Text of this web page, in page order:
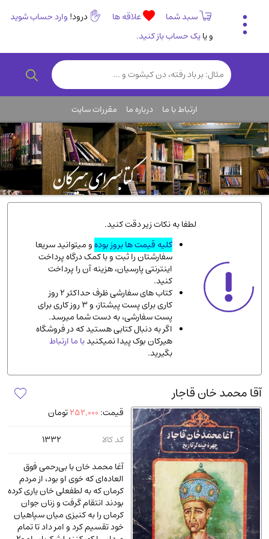
سبد شما علاقه ها درود! وارد حساب شوید
و یایک حساب باز کنید.
تاریخی و فرهنگی
(838)
رمان و داستان ایرانی(307)
روانشناسی(357)
انگلیسی و زبان خارجی(14)
کودکان و نوجوانان(76)
کتب نادر و کمیاب(19)
روانشناسی(112)
طب گیاهی و سنتی(45)
فلسفه و جامعه شناسی(151)
ادبیات و شعر
ادیان و مذاهب
دانشگاهی و آموزشی
اقتصادی، بازاریابی و مالی(56)
پزشکی(140)
کامپیوتر و نرم افزار(13)
ورزشی و تربیت بدنی(34)
آشپزی و خوراکی(25)
سرگرمی و بازی(7)
سیاسی(116)
رمان و داستان خارجی(489)
حقوقی و قانون(47)
کتاب های مصور رنگی و گلاسه(23)
ارتباط با ما درباره ما مقررات سایت
لطفا به نکات زیر دقت کنید.
کلیه قیمت ها بروز بودهو میتوانید سریعا
سفارشتان را ثبت و با کمک درگاه پرداخت
اینترنتی پارسیان، هزینه آن را پرداخت
کنید.
کتاب های سفارشی ظرف حداکثر 2 روز
کاری برای پست پیشتاز، و 3 روز کاری برای
پست سفارشی، به دست شما میرسد.
اگر به دنبال کتابی هستید که در فروشگاه
هیرکان بوک پیدا نمیکنیدبا ما ارتباط
بگیرید.
آقا محمد خان قاجار
قیمت: 252,000تومان
کد کالا
1332
آغا محمد خان با بی‌رحمی فوق
العاده‌ای که خوی او بود، از مردم
کرمان که به لطفعلی خان یاری کرده
بودند انتقام گرفت و زنان جوان
کرمان را به کنیزی میان سپاهیان
خود تقسیم کرد و امر داد تا تمام